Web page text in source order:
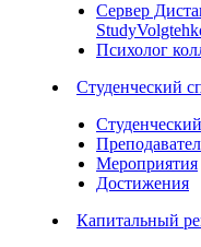
Сервер
Психолог
Студенческий
Мероприятия
Достижения
Капитальный